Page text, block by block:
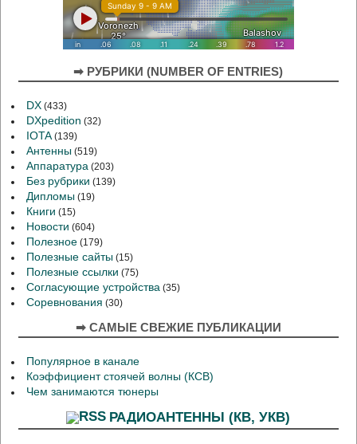
➡ РУБРИКИ (NUMBER OF ENTRIES)
DX (433)
DXpedition (32)
IOTA(139)
Антенны (519)
Аппаратура (203)
Без рубрики (139)
Дипломы (19)
Книги (15)
Новости (604)
Полезное (179)
Полезные сайты (15)
Полезные ссылки (75)
Согласующие устройства (35)
Соревнования (30)
➡ САМЫЕ СВЕЖИЕ ПУБЛИКАЦИИ
Популярное в канале
Коэффициент стоячей волны (КСВ)
Чем занимаются тюнеры
РАДИОАНТЕННЫ (КВ, УКВ)